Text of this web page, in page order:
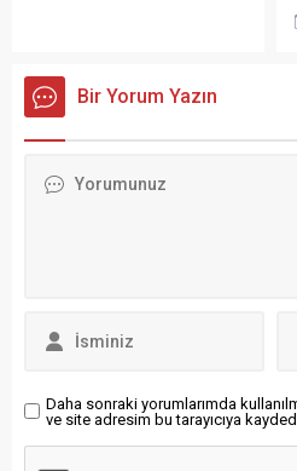
ortalama fiyat artışı nisanda
aylık yüzde 44,47, yıllık
devam eden sübvansiyonun
Bir Yorum Yazın
Daha sonraki yorumlarımda
ve site adresim bu tarayıcıya